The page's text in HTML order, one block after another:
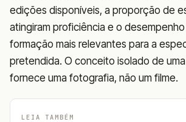
edições disponíveis, a proporção de
atingiram proficiência e o
formação mais relevantes para a
pretendida. O conceito isolado de
fornece uma fotografia, não um filme.
LEIA TAMBÉM